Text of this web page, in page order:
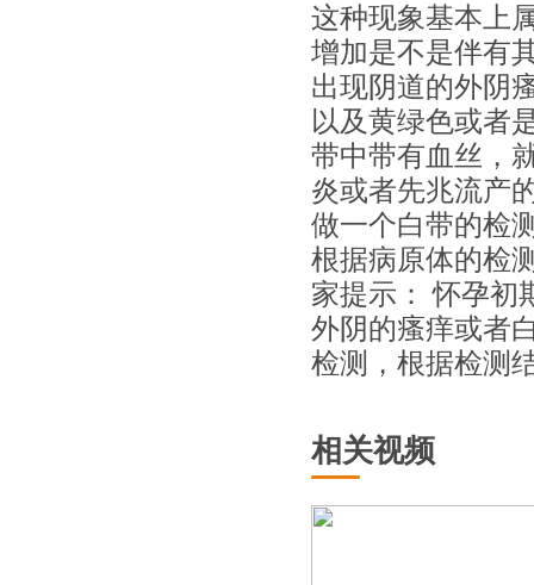
这种现象基本上
增加是不是伴有
出现阴道的外阴
以及黄绿色或者
带中带有血丝，
炎或者先兆流产
做一个白带的检
根据病原体的检
家提示： 怀孕初
外阴的瘙痒或者
检测，根据检测
相关视频